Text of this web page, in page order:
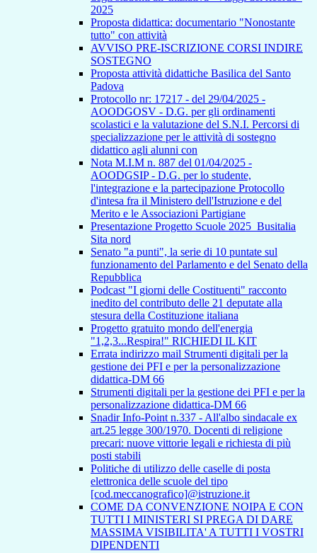
2025
Proposta didattica: documentario "Nonostante
tutto" con attività
AVVISO PRE-ISCRIZIONE CORSI INDIRE
SOSTEGNO
Proposta attività didattiche Basilica del Santo
Padova
Protocollo nr: 17217 - del 29/04/2025 -
AOODGOSV - D.G. per gli ordinamenti
scolastici e la valutazione del S.N.I. Percorsi di
specializzazione per le attività di sostegno
didattico agli alunni con
Nota M.I.M n. 887 del 01/04/2025 -
AOODGSIP - D.G. per lo studente,
l'integrazione e la partecipazione Protocollo
d'intesa fra il Ministero dell'Istruzione e del
Merito e le Associazioni Partigiane
Presentazione Progetto Scuole 2025_Busitalia
Sita nord
Senato "a punti", la serie di 10 puntate sul
funzionamento del Parlamento e del Senato della
Repubblica
Podcast "I giorni delle Costituenti" racconto
inedito del contributo delle 21 deputate alla
stesura della Costituzione italiana
Progetto gratuito mondo dell'energia
"1,2,3...Respira!" RICHIEDI IL KIT
Errata indirizzo mail Strumenti digitali per la
gestione dei PFI e per la personalizzazione
didattica-DM 66
Strumenti digitali per la gestione dei PFI e per la
personalizzazione didattica-DM 66
Snadir Info-Point n.337 - All'albo sindacale ex
art.25 legge 300/1970. Docenti di religione
precari: nuove vittorie legali e richiesta di più
posti stabili
Politiche di utilizzo delle caselle di posta
elettronica delle scuole del tipo
[cod.meccanografico]@istruzione.it
COME DA CONVENZIONE NOIPA E CON
TUTTI I MINISTERI SI PREGA DI DARE
MASSIMA VISIBILITA' A TUTTI I VOSTRI
DIPENDENTI